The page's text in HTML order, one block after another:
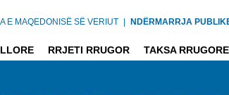
E MAQEDONISË SË VERIUT | NDËRMARRJA
RRJETI RRUGOR TAKSA RRUGORE